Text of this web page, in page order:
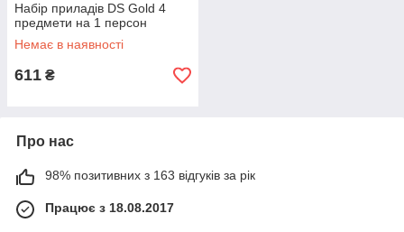
Набір приладів DS Gold 4
предмети на 1 персон
Немає в наявності
611 ₴
Про нас
98% позитивних з 163 відгуків за рік
Працює з 18.08.2017